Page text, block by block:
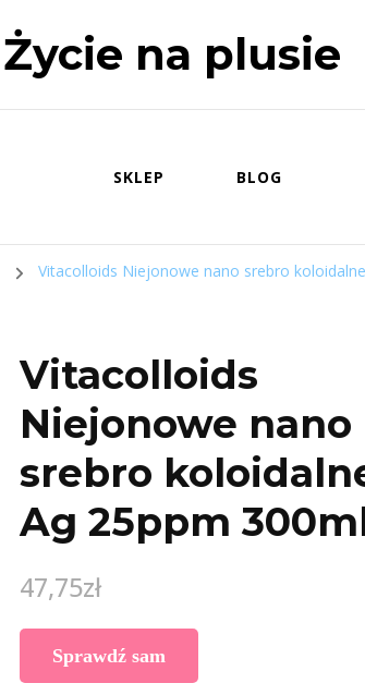
Życie na plusie
SKLEP BLOG
Vitacolloids Niejonowe nano srebro
Vitacolloids
Niejonowe nano
srebro
Ag 25ppm
47,75zł
Sprawdź sam